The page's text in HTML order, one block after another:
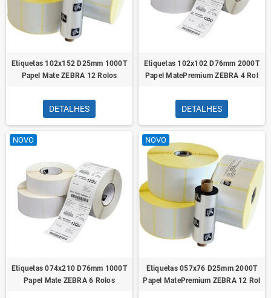
Etiquetas 102x152 D25mm 1000T
Papel Mate ZEBRA 12 Rolos
DETALHES
Etiquetas 102x102 D76mm 2000T
Papel MatePremium ZEBRA 4 Rol
DETALHES
NOVO
Etiquetas 074x210 D76mm 1000T
Papel Mate ZEBRA 6 Rolos
NOVO
Etiquetas 057x76 D25mm 2000T
Papel MatePremium ZEBRA 12 Rol